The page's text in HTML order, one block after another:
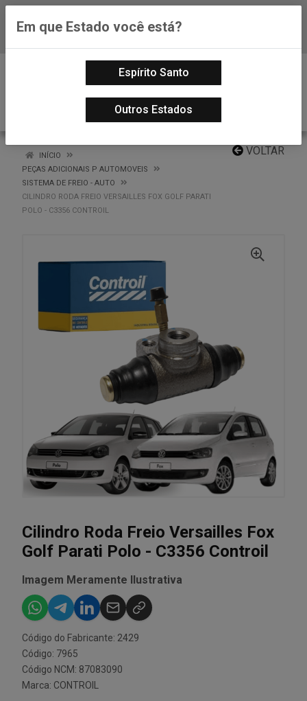
Baixe já nosso APP
VOLTAR
INÍCIO
PEÇAS ADICIONAIS P AUTOMOVEIS
SISTEMA DE FREIO - AUTO
CILINDRO RODA FREIO VERSAILLES FOX GOLF PARATI
POLO - C3356 CONTROIL
Cilindro Roda Freio Versailles Fox
Golf Parati Polo - C3356 Controil
Imagem Meramente Ilustrativa
Código do Fabricante: 2429
Código: 7965
Código NCM: 87083090
Marca: CONTROIL
Em que Estado você está?
Espírito Santo
Outros Estados